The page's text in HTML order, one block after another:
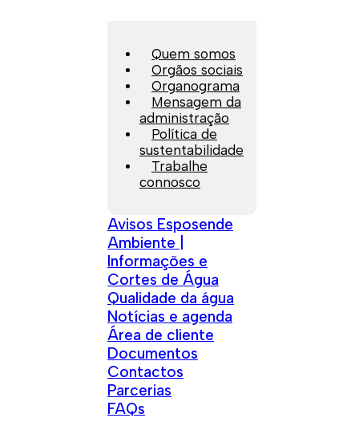
Quem somos
Orgãos sociais
Organograma
Mensagem da
administração
Política de
sustentabilidade
Trabalhe
connosco
Avisos Esposende
Ambiente |
Informações e
Cortes de Água
Qualidade da água
Notícias e agenda
Área de cliente
Documentos
Contactos
Parcerias
FAQs